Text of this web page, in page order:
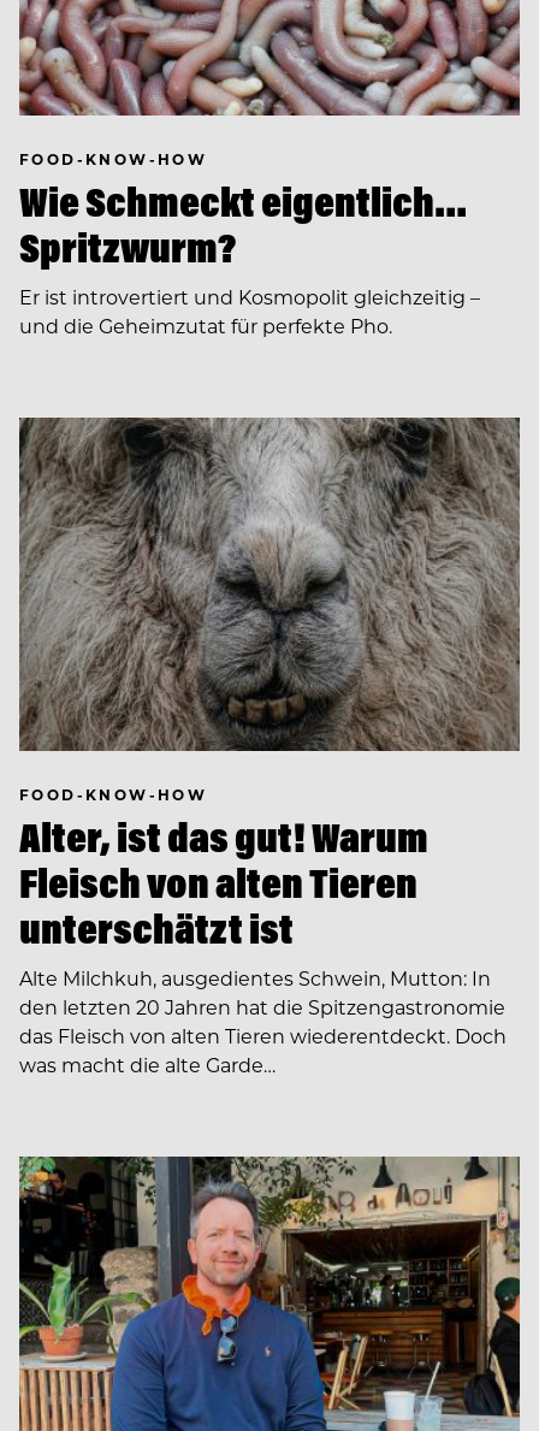
FOOD-KNOW-HOW
Wie Schmeckt eigentlich…
Spritzwurm?
Er ist introvertiert und Kosmopolit gleichzeitig –
und die Geheimzutat für perfekte Pho.
FOOD-KNOW-HOW
Alter, ist das gut! Warum
Fleisch von alten Tieren
unterschätzt ist
Alte Milchkuh, ausgedientes Schwein, Mutton: In
den letzten 20 Jahren hat die Spitzengastronomie
das Fleisch von alten Tieren wiederentdeckt. Doch
was macht die alte Garde…